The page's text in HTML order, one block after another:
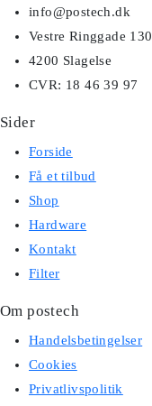
info@postech.dk
Vestre Ringgade 130
4200 Slagelse
CVR: 18 46 39 97
Sider
Forside
Få et tilbud
Shop
Hardware
Kontakt
Filter
Om postech
Handelsbetingelser
Cookies
Privatlivspolitik